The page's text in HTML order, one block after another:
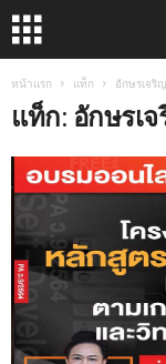
หน้าแรก แท็ก อักษรเจริ
แท็ก: อักษรเ